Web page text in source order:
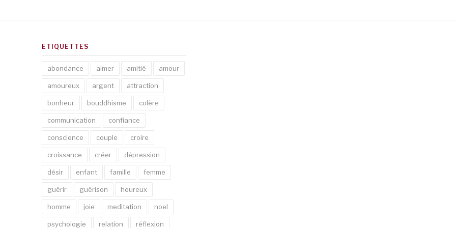
ETIQUETTES
abondance aimer amitié amour
amoureux argent attraction
bonheur bouddhisme colère
communication confiance
conscience couple croire
croissance créer dépression
désir enfant famille femme
guérir guérison heureux
homme joie meditation noel
psychologie relation réflexion